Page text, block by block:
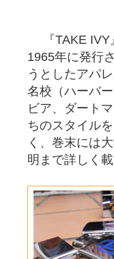
『TAKE IVY
1965年に発行
うとしたアパ
名校（ハーバ
ビア、ダート
ちのスタイル
く、巻末には
明まで詳しく載